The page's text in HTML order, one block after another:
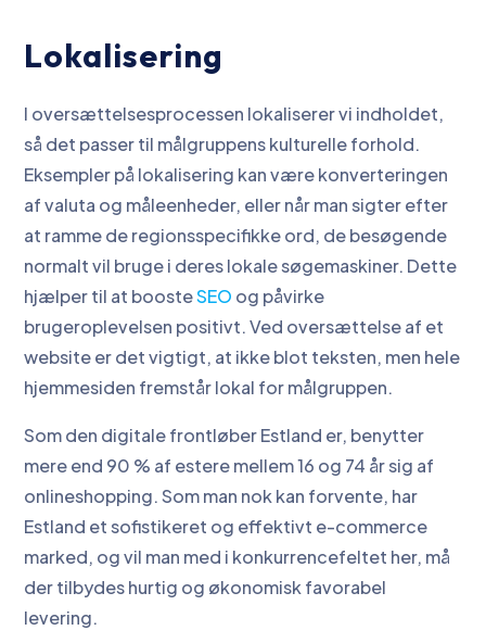
Lokalisering
I oversættelsesprocessen lokaliserer vi indholdet,
så det passer til målgruppens kulturelle forhold.
Eksempler på lokalisering kan være konverteringen
af valuta og måleenheder, eller når man sigter efter
at ramme de regionsspecifikke ord, de besøgende
normalt vil bruge i deres lokale søgemaskiner. Dette
hjælper til at boosteSEO og påvirke
brugeroplevelsen positivt. Ved oversættelse af et
website er det vigtigt, at ikke blot teksten, men hele
hjemmesiden fremstår lokal for målgruppen.
Som den digitale frontløber Estland er, benytter
mere end 90 % af estere mellem 16 og 74 år sig af
onlineshopping. Som man nok kan forvente, har
Estland et sofistikeret og effektivt e-commerce
marked, og vil man med i konkurrencefeltet her, må
der tilbydes hurtig og økonomisk favorabel
levering.